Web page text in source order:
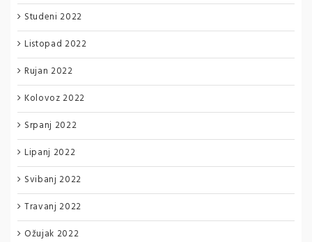
Studeni 2022
Listopad 2022
Rujan 2022
Kolovoz 2022
Srpanj 2022
Lipanj 2022
Svibanj 2022
Travanj 2022
Ožujak 2022